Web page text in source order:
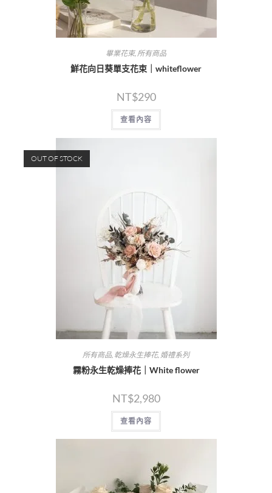
畢業花束,所有商品
鮮花向日葵單支花束｜whiteflower
NT$290
查看內容
OUT OF STOCK
所有商品 乾燥永生捧花, 婚禮系列
霧粉永生乾燥捧花｜White flower
NT$2,980
查看內容